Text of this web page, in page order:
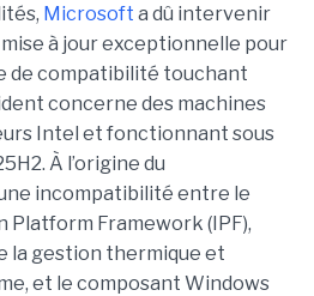
Microsoft a dû intervenir
mise à jour exceptionnelle pour
de compatibilité touchant
concerne des machines
Intel et fonctionnant sous
À l’origine du
incompatibilité entre le
Framework (IPF),
la gestion thermique et
et le composant Windows